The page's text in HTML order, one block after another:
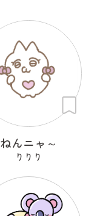
ねんニャ～
りりり